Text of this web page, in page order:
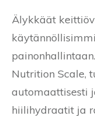
Älykkäät
Nutrition Scale,
automaattisesti
hiilihydraatit ja